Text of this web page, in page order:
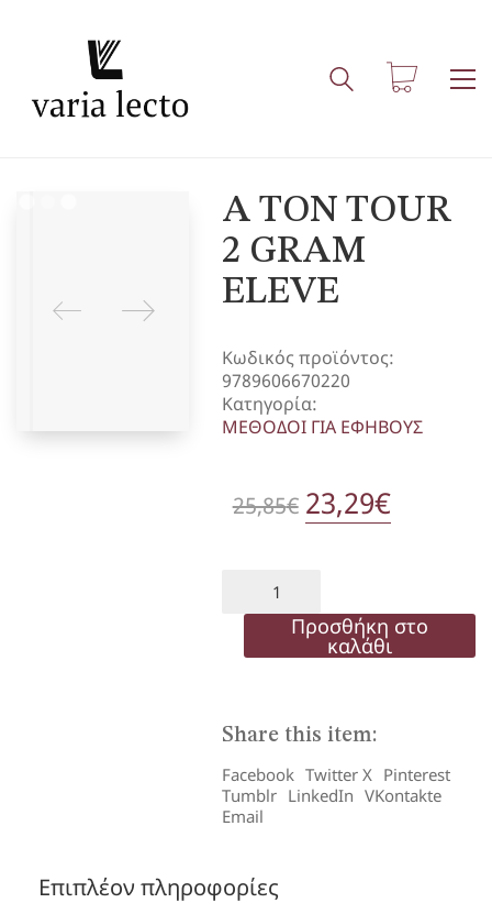
A TON TOUR
2 GRAM
ELEVE
Κωδικός προϊόντος:
9789606670220
Κατηγορία:
ΜΕΘΟΔΟΙ ΓΙΑ ΕΦΗΒΟΥΣ
25,85€ Original
25,85€.
23,29€Η
είναι:
23,29€.
TOUR
GRAM
Προσθήκη στο
καλάθι
Share this item:
Facebook Twitter X Pinterest
Tumblr LinkedIn VKontakte
Email
Επιπλέον πληροφορίες